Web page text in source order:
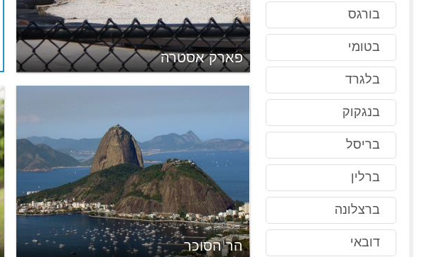
בורגס
בטומי
בלגרד
בנגקוק
בריסל
ברלין
ברצלונה
דובאי
פארק אסטרה
הר הסוכר
באדג'ריסצקאלי